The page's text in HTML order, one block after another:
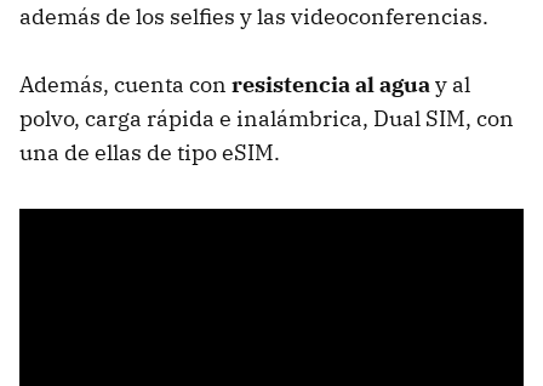
además de los selfies y las videoconferencias.
Además, cuenta con resistencia al aguay al
polvo, carga rápida e inalámbrica, Dual SIM, con
una de ellas de tipo eSIM.